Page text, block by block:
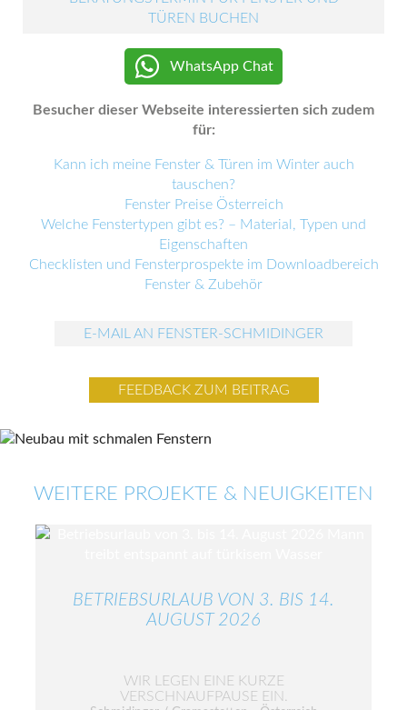
TÜREN BUCHEN
WhatsApp Chat
Besucher dieser Webseite interessierten sich zudem
für:
Kann ich meine Fenster & Türen im Winter auch
tauschen?
Fenster Preise Österreich
Welche Fenstertypen gibt es? – Material, Typen und
Eigenschaften
Checklisten und Fensterprospekte im Downloadbereich
Fenster & Zubehör
E-MAIL AN FENSTER-SCHMIDINGER
FEEDBACK ZUM BEITRAG
WEITERE PROJEKTE & NEUIGKEITEN
BETRIEBSURLAUB VON 3. BIS 14.
AUGUST 2026
WIR LEGEN EINE KURZE
VERSCHNAUFPAUSE EIN.